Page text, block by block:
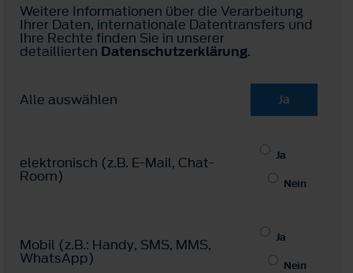
Weitere Informationen über die Verarbeitung
Ihrer Daten, internationale Datentransfers und
Ihre Rechte finden Sie in unserer
detaillierten Datenschutzerklärung.
Alle auswählen Ja
elektronisch (z.B. E-Mail, Chat-
Room)
Ja
Nein
Mobil (z.B.: Handy, SMS, MMS,
WhatsApp)
Ja
Nein